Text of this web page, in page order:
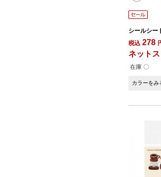
シールシー
税込 278
ネット
在庫 〇
カラーをみ